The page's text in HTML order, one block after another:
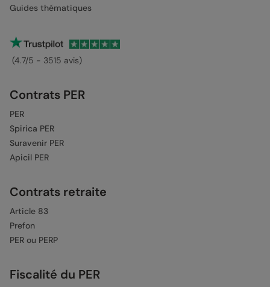
Guides thématiques
(4.7/5 - 3515 avis)
Contrats PER
PER
Spirica PER
Suravenir PER
Apicil PER
Contrats retraite
Article 83
Prefon
PER ou PERP
Fiscalité du PER